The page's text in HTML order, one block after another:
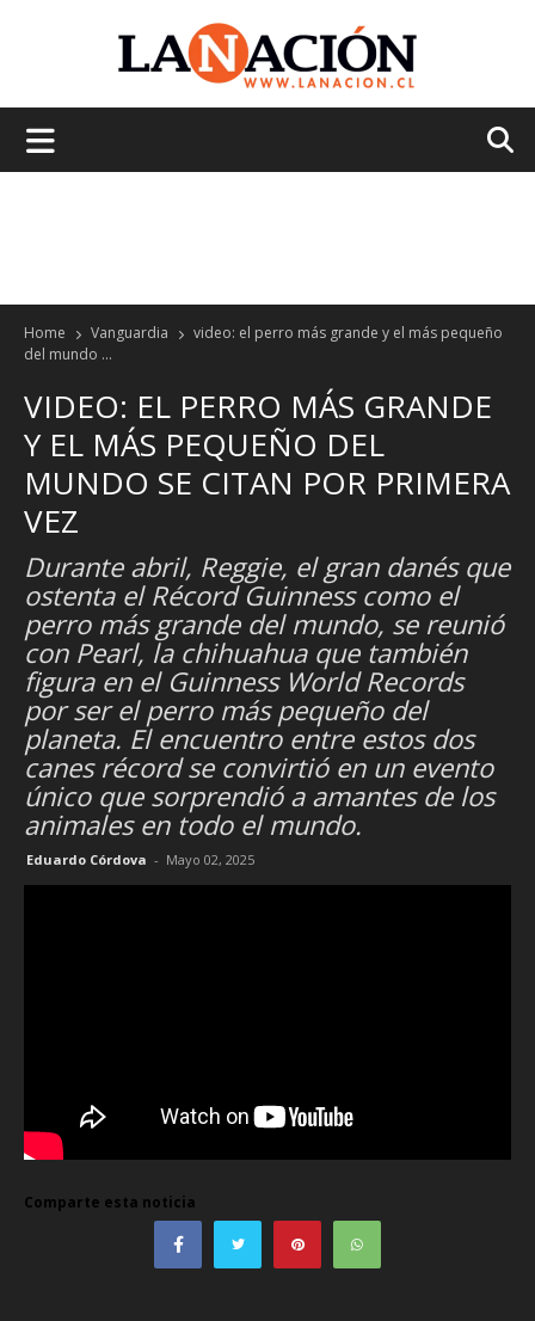
Home Vanguardia
video: el perro más grande y el más pequeño
del mundo ...
VIDEO: EL PERRO MÁS GRANDE
Y EL MÁS PEQUEÑO DEL
MUNDO SE CITAN POR PRIMERA
VEZ
Durante abril, Reggie, el gran danés que
ostenta el Récord Guinness como el
perro más grande del mundo, se reunió
con Pearl, la chihuahua que también
figura en el Guinness World Records
por ser el perro más pequeño del
planeta. El encuentro entre estos dos
canes récord se convirtió en un evento
único que sorprendió a amantes de los
animales en todo el mundo.
Eduardo Córdova - Mayo 02, 2025
Comparte esta noticia